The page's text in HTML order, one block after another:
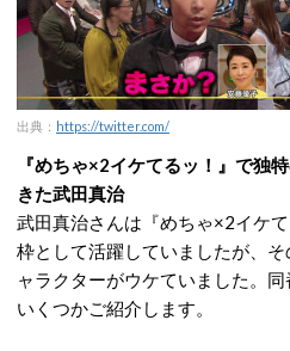
出典： https://twitter.com/
『めちゃ×2イケてるッ！』で独
きた武田真治
武田真治さんは『めちゃ×2イケ
枠として活躍していましたが、
ャラクターがウケていました。
いくつかご紹介します。